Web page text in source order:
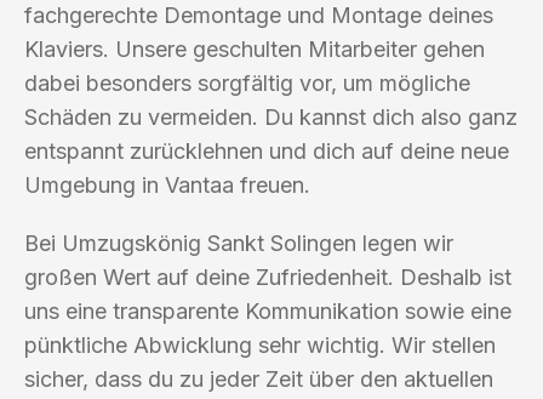
fachgerechte Demontage und Montage deines
Klaviers. Unsere geschulten Mitarbeiter gehen
dabei besonders sorgfältig vor, um mögliche
Schäden zu vermeiden. Du kannst dich also ganz
entspannt zurücklehnen und dich auf deine neue
Umgebung in Vantaa freuen.
Bei Umzugskönig Sankt Solingen legen wir
großen Wert auf deine Zufriedenheit. Deshalb ist
uns eine transparente Kommunikation sowie eine
pünktliche Abwicklung sehr wichtig. Wir stellen
sicher, dass du zu jeder Zeit über den aktuellen